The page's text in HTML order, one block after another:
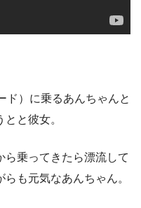
ド）に乗るあんちゃんと
と彼女。
ら乗ってきたら漂流して
も元気なあんちゃん。